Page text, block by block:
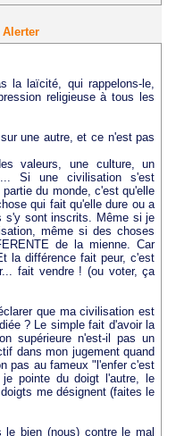
Alerter
la laïcité, qui rappelons-le,
religieuse à tous les
une autre, et ce n'est pas
valeurs, une culture, un
Si une civilisation s'est
du monde, c'est qu'elle
qui fait qu'elle dure ou a
s'y sont inscrits. Même si je
même si des choses
de la mienne. Car
la différence fait peur, c'est
fait vendre ! (ou voter, ça
que ma civilisation est
? Le simple fait d'avoir la
supérieure n'est-il pas un
dans mon jugement quand
pas au fameux "l'enfer c'est
pointe du doigt l'autre, le
me désignent (faites le
bien (nous) contre le mal